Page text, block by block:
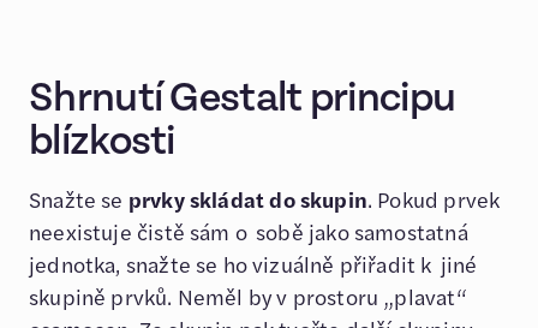
Shrnutí Gestalt principu
blízkosti
Snažte se prvky skládat do skupin. Pokud prvek
neexistuje čistě sám o sobě jako samostatná
jednotka, snažte se ho vizuálně přiřadit k jiné
skupině prvků. Neměl by v prostoru „plavat“